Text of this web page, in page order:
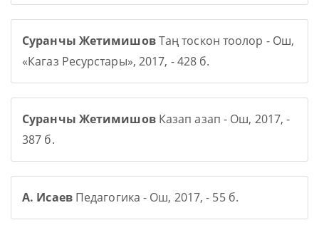
Суранчы ЖетимишовТаң тоскон тоолор - Ош,
«Кагаз Ресурстары», 2017, - 428 б.
Суранчы ЖетимишовКазап азап - Ош, 2017, -
387 б.
А. ИсаевПедагогика - Ош, 2017, - 55 б.